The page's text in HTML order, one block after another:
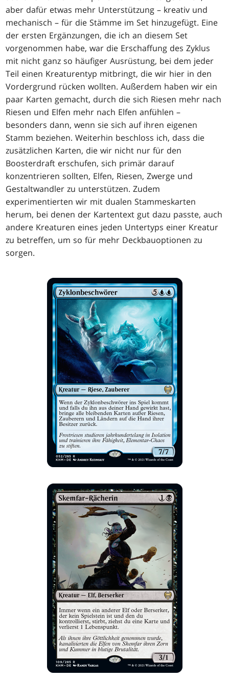
aber dafür etwas mehr Unterstützung – kreativ und
mechanisch – für die Stämme im Set hinzugefügt. Eine
der ersten Ergänzungen, die ich an diesem Set
vorgenommen habe, war die Erschaffung des Zyklus
mit nicht ganz so häufiger Ausrüstung, bei dem jeder
Teil einen Kreaturentyp mitbringt, die wir hier in den
Vordergrund rücken wollten. Außerdem haben wir ein
paar Karten gemacht, durch die sich Riesen mehr nach
Riesen und Elfen mehr nach Elfen anfühlen –
besonders dann, wenn sie sich auf ihren eigenen
Stamm beziehen. Weiterhin beschloss ich, dass die
zusätzlichen Karten, die wir nicht nur für den
Boosterdraft erschufen, sich primär darauf
konzentrieren sollten, Elfen, Riesen, Zwerge und
Gestaltwandler zu unterstützen. Zudem
experimentierten wir mit dualen Stammeskarten
herum, bei denen der Kartentext gut dazu passte, auch
andere Kreaturen eines jeden Untertyps einer Kreatur
zu betreffen, um so für mehr Deckbauoptionen zu
sorgen.